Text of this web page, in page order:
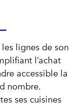
lignes de son
l’achat
accessible la
nombre.
ses cuisines